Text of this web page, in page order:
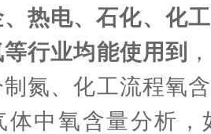
热电、石化、化
行业均能使用到
氮、化工流程氧
体中氧含量分析